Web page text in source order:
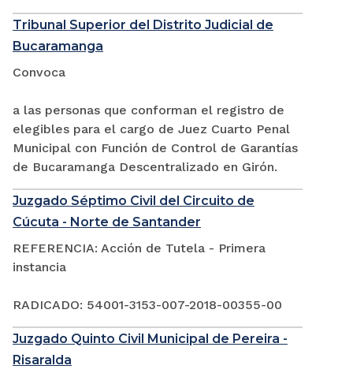
Tribunal Superior del Distrito Judicial de
Bucaramanga
Convoca
a las personas que conforman el registro de
elegibles para el cargo de Juez Cuarto Penal
Municipal con Función de Control de Garantías
de Bucaramanga Descentralizado en Girón.
Juzgado Séptimo Civil del Circuito de
Cúcuta - Norte de Santander
REFERENCIA: Acción de Tutela - Primera
instancia
RADICADO: 54001-3153-007-2018-00355-00
Juzgado Quinto Civil Municipal de Pereira -
Risaralda